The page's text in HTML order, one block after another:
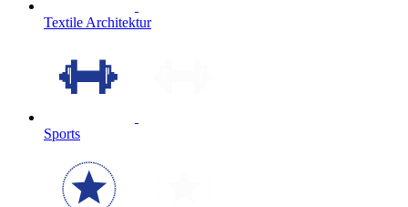
Textile Architektur
Sports